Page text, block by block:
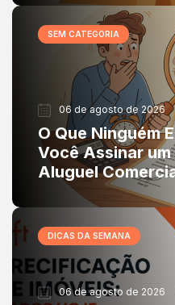
SEM CATEGORIA
06 de agosto de 2026
O Que Ninguém
Você Assinar
Aluguel
DICAS DA SEMANA
06 de agosto de 2026